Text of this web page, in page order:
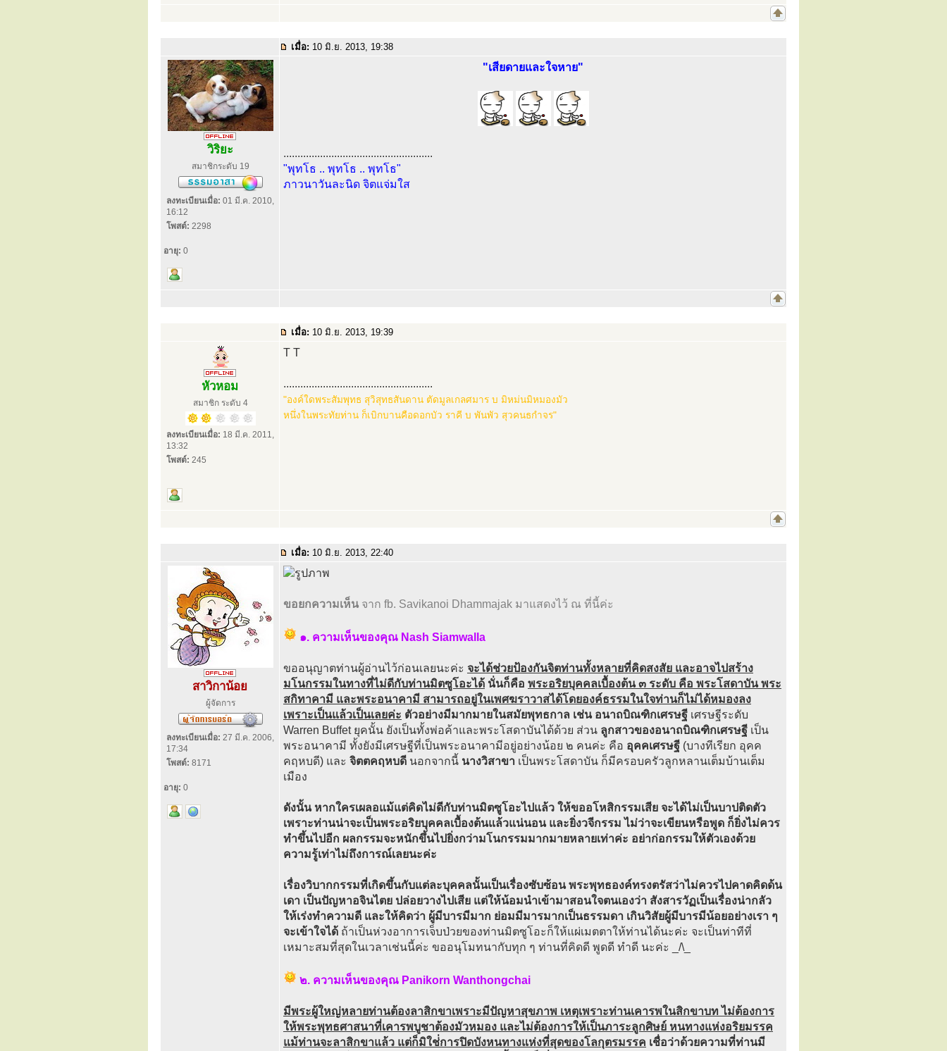
เมื่อ: 10 มิ.ย. 2013, 19:38
วิริยะ
สมาชิกระดับ 19
ลงทะเบียนเมื่อ: 01 มี.ค. 2010,
16:12
โพสต์: 2298
อายุ: 0
"เสียดายและใจหาย"
.....................................................
"พุทโธ .. พุทโธ .. พุทโธ"
ภาวนาวันละนิด จิตแจ่มใส
เมื่อ: 10 มิ.ย. 2013, 19:39
หัวหอม
สมาชิก ระดับ 4
ลงทะเบียนเมื่อ: 18 มี.ค. 2011,
13:32
โพสต์: 245
T T
.....................................................
"องค์ใดพระสัมพุทธ สุวิสุทธสันดาน ตัดมูลเกลศมาร บ มิหม่นมิหมองมัว
หนึ่งในพระทัยท่าน ก็เบิกบานคือดอกบัว ราคี บ พันพัว สุวคนธกำจร"
เมื่อ: 10 มิ.ย. 2013, 22:40
สาวิกาน้อย
ผู้จัดการ
ลงทะเบียนเมื่อ: 27 มี.ค. 2006,
17:34
โพสต์: 8171
อายุ: 0
ขอยกความเห็น จาก fb. Savikanoi Dhammajak มาแสดงไว้ ณ ที่นี้ค่ะ
๑. ความเห็นของคุณ Nash Siamwalla
ขออนุญาตท่านผู้อ่านไว้ก่อนเลยนะค่ะ จะได้ช่วยป้องกันจิตท่านทั้งหลายที่คิดสงสัย และอาจไปสร้าง
มโนกรรมในทางที่ไม่ดีกับท่านมิตซูโอะได้ นั่นก็คือ พระอริยบุคคลเบื้องต้น ๓ ระดับ คือ พระโสดาบัน พระ
สกิทาคามี และพระอนาคามี สามารถอยู่ในเพศฆราวาสได้โดยองค์ธรรมในใจท่านก็ไม่ได้หมองลง
เพราะเป็นแล้วเป็นเลยค่ะ ตัวอย่างมีมากมายในสมัยพุทธกาล เช่น อนาถบิณฑิกเศรษฐี เศรษฐีระดับ
Warren Buffet ยุคนั้น ยังเป็นทั้งพ่อค้าและพระโสดาบันได้ด้วย ส่วน ลูกสาวของอนาถบิณฑิกเศรษฐี เป็น
พระอนาคามี ทั้งยังมีเศรษฐีที่เป็นพระอนาคามีอยู่อย่างน้อย ๒ คนค่ะ คือ อุคคเศรษฐี (บางทีเรียก อุคค
คฤหบดี) และ จิตตคฤหบดี นอกจากนี้ นางวิสาขา เป็นพระโสดาบัน ก็มีครอบครัวลูกหลานเต็มบ้านเต็ม
เมือง
ดังนั้น หากใครเผลอแม้แต่คิดไม่ดีกับท่านมิตซูโอะไปแล้ว ให้ขออโหสิกรรมเสีย จะได้ไม่เป็นบาปติดตัว
เพราะท่านน่าจะเป็นพระอริยบุคคลเบื้องต้นแล้วแน่นอน และยิ่งวจีกรรม ไม่ว่าจะเขียนหรือพูด ก็ยิ่งไม่ควร
ทำขึ้นไปอีก ผลกรรมจะหนักขึ้นไปยิ่งกว่ามโนกรรมมากมายหลายเท่าค่ะ อย่าก่อกรรมให้ตัวเองด้วย
ความรู้เท่าไม่ถึงการณ์เลยนะค่ะ
เรื่องวิบากกรรมที่เกิดขึ้นกับแต่ละบุคคลนั้นเป็นเรื่องซับซ้อน พระพุทธองค์ทรงตรัสว่าไม่ควรไปคาดคิดด้น
เดา เป็นปัญหาอจินไตย ปล่อยวางไปเสีย แต่ให้น้อมนำเข้ามาสอนใจตนเองว่า สังสารวัฏเป็นเรื่องน่ากลัว
ให้เร่งทำความดี และให้คิดว่า ผู้มีบารมีมาก ย่อมมีมารมากเป็นธรรมดา เกินวิสัยผู้มีบารมีน้อยอย่างเรา ๆ
จะเข้าใจได้ ถ้าเป็นห่วงอาการเจ็บป่วยของท่านมิตซูโอะก็ให้แผ่เมตตาให้ท่านได้นะค่ะ จะเป็นท่าทีที่
เหมาะสมที่สุดในเวลาเช่นนี้ค่ะ ขออนุโมทนากับทุก ๆ ท่านที่คิดดี พูดดี ทำดี นะค่ะ _/\_
๒. ความเห็นของคุณ Panikorn Wanthongchai
มีพระผู้ใหญ่หลายท่านต้องลาสิกขาเพราะมีปัญหาสุขภาพ เหตุเพราะท่านเคารพในสิกขาบท ไม่ต้องการ
ให้พระพุทธศาสนาที่เคารพบูชาต้องมัวหมอง และไม่ต้องการให้เป็นภาระลูกศิษย์ หนทางแห่งอริยมรรค
แม้ท่านจะลาสิกขาแล้ว แต่ก็มิใช่่การปิดบังหนทางแห่งที่สุดของโลกุตรมรรค เชื่อว่าด้วยความที่ท่านมี